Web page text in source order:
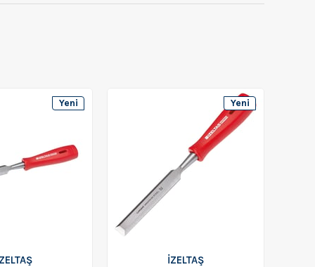
Yeni
İZELTAŞ
Yeni
Ürün